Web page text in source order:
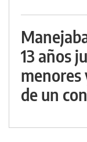
13 años
menores
de un